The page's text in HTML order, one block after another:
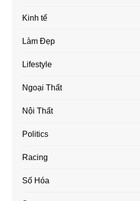
Kinh tế
Làm Đẹp
Lifestyle
Ngoại Thất
Nội Thất
Politics
Racing
Số Hóa